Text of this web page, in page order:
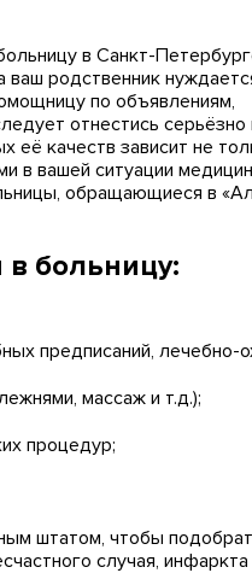
в Санкт-
ваш родственник
по объявлениям,
отнестись серьёзно
её качеств зависит не
вашей ситуации
обращающиеся в
больницу:
предписаний, лечебно-
массаж и т.д.);
процедур;
штатом, чтобы
случая,